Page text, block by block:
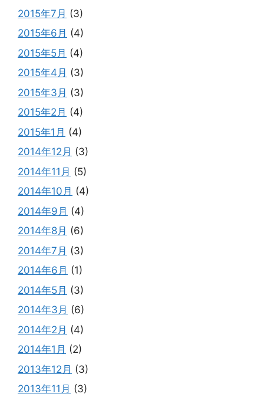
2015年7月 (3)
2015年6月 (4)
2015年5月 (4)
2015年4月 (3)
2015年3月 (3)
2015年2月 (4)
2015年1月 (4)
2014年12月 (3)
2014年11月 (5)
2014年10月 (4)
2014年9月 (4)
2014年8月 (6)
2014年7月 (3)
2014年6月 (1)
2014年5月 (3)
2014年3月 (6)
2014年2月 (4)
2014年1月 (2)
2013年12月 (3)
2013年11月 (3)